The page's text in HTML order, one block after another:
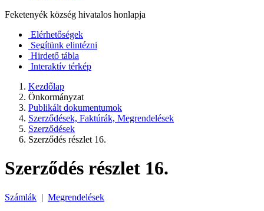
Feketenyék község hivatalos honlapja
Elérhetőségek
Segítünk elintézni
Hirdető tábla
Interaktív térkép
Kezdőlap
Önkormányzat
Publikált dokumentumok
Szerződések, Faktúrák, Megrendelések
Szerződések
Szerződés részlet 16.
Szerződés részlet 16.
Számlák | Megrendelések